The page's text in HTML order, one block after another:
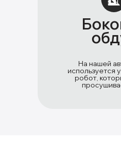
На нашей
используется
робот,